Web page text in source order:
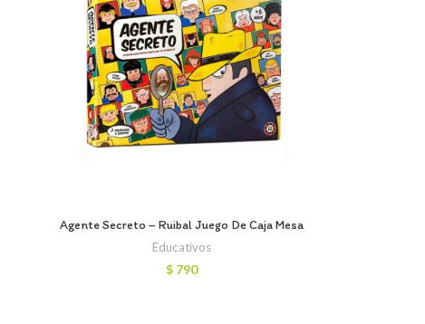
Agente Secreto – Ruibal Juego De Caja Mesa
Educativos
$790